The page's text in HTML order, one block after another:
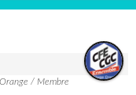
/ Membre